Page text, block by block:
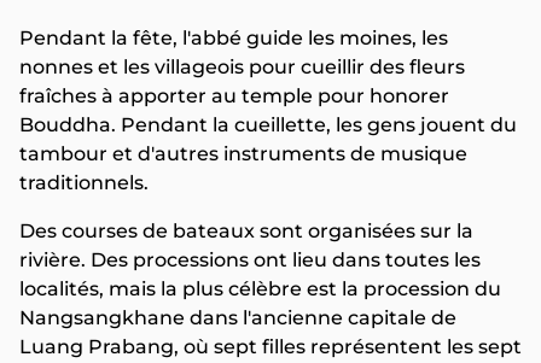
Pendant la fête, l'abbé guide les moines, les
nonnes et les villageois pour cueillir des fleurs
fraîches à apporter au temple pour honorer
Bouddha. Pendant la cueillette, les gens jouent du
tambour et d'autres instruments de musique
traditionnels.
Des courses de bateaux sont organisées sur la
rivière. Des processions ont lieu dans toutes les
localités, mais la plus célèbre est la procession du
Nangsangkhane dans l'ancienne capitale de
Luang Prabang, où sept filles représentent les sept